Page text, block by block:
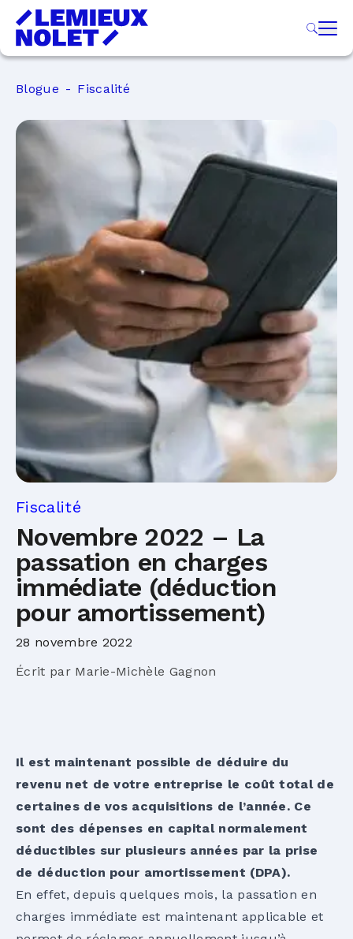
Blogue Fiscalité
Fiscalité
Novembre 2022 – La
passation en charges
immédiate (déduction
pour amortissement)
28 novembre 2022
Écrit par Marie-Michèle Gagnon
Il est maintenant possible de déduire du
revenu net de votre entreprise le coût total de
certaines de vos acquisitions de l’année. Ce
sont des dépenses en capital normalement
déductibles sur plusieurs années par la prise
de déduction pour amortissement (DPA).
En effet, depuis quelques mois, la passation en
charges immédiate est maintenant applicable et